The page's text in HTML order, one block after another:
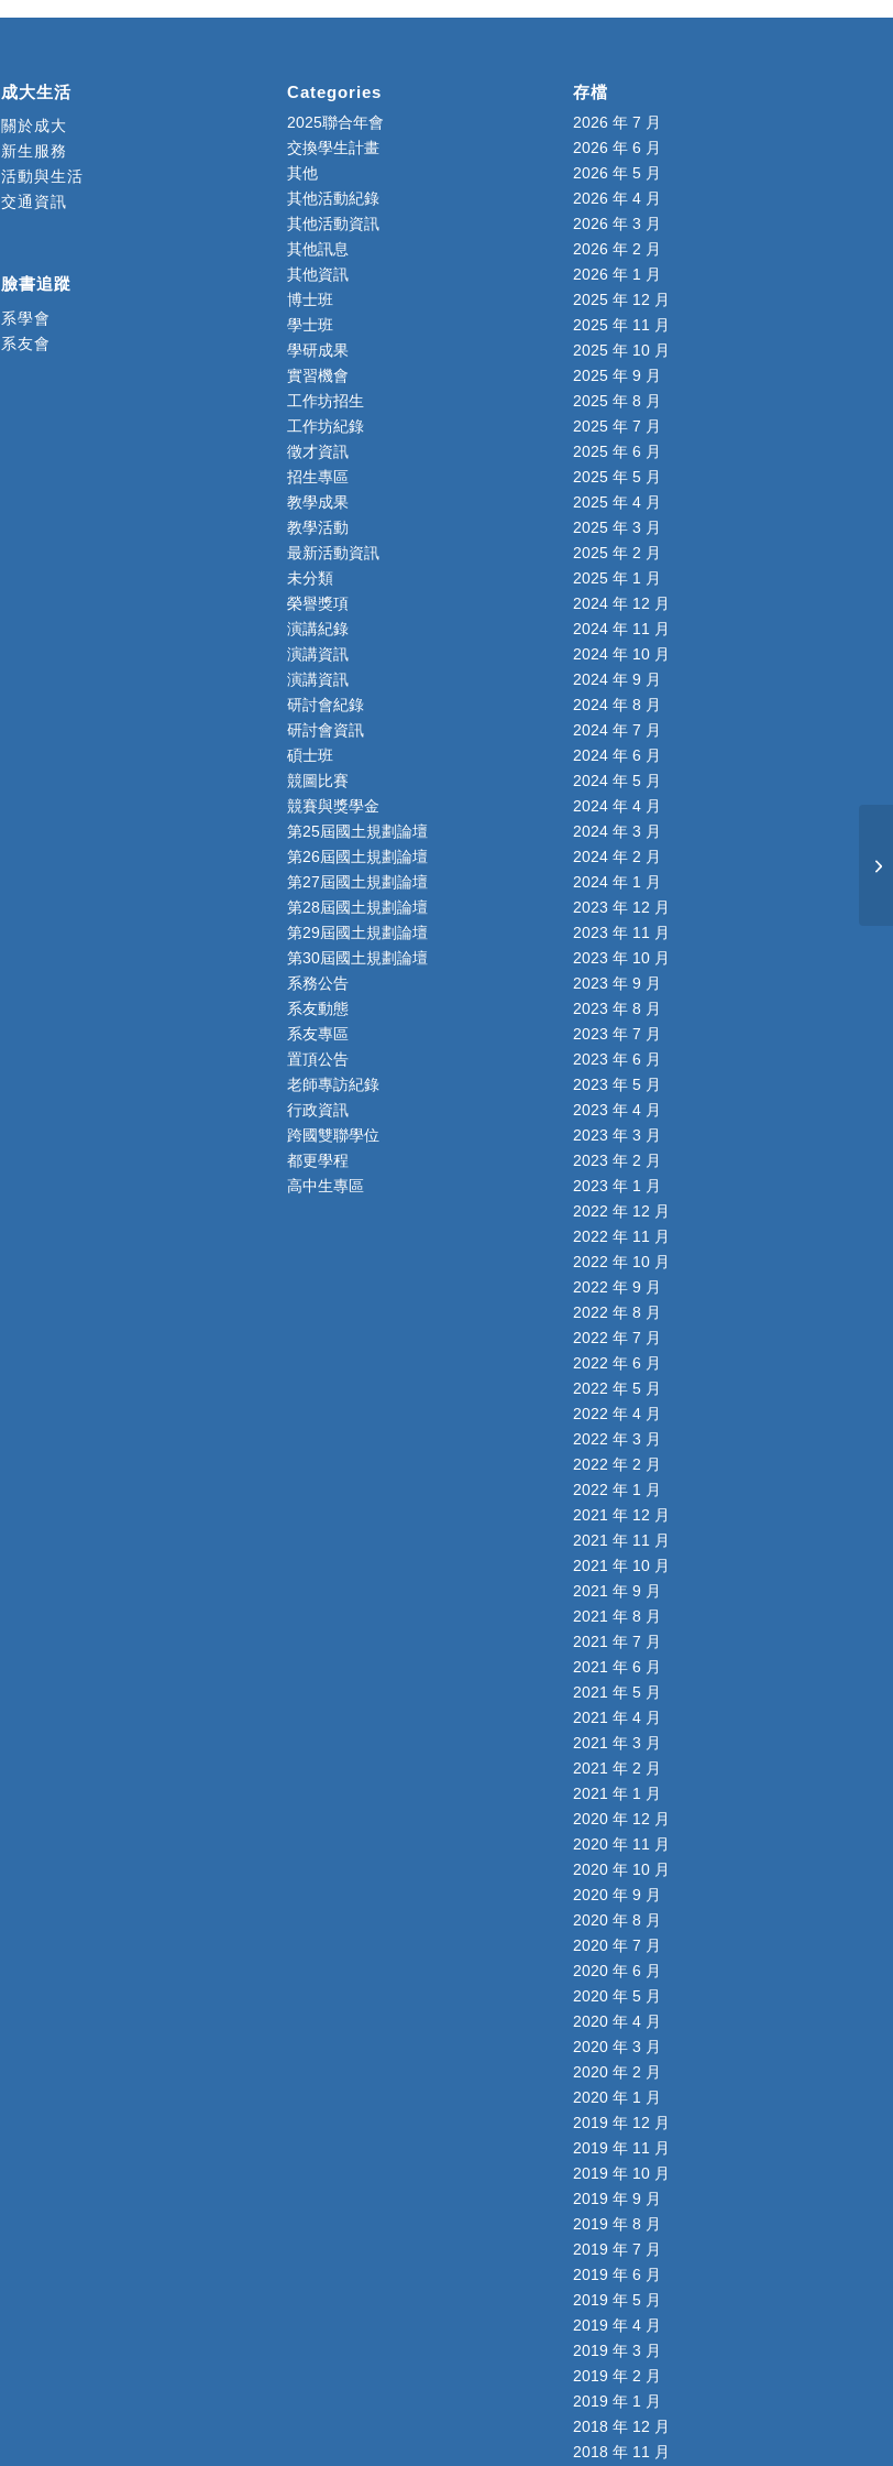
成大生活
關於成大
新生服務
活動與生活
交通資訊
臉書追蹤
系學會
系友會
Categories
2025聯合年會
交換學生計畫
其他
其他活動紀錄
其他活動資訊
其他訊息
其他資訊
博士班
學士班
學研成果
實習機會
工作坊招生
工作坊紀錄
徵才資訊
招生專區
教學成果
教學活動
最新活動資訊
未分類
榮譽獎項
演講紀錄
演講資訊
演講資訊
研討會紀錄
研討會資訊
碩士班
競圖比賽
競賽與獎學金
第25屆國土規劃論壇
第26屆國土規劃論壇
第27屆國土規劃論壇
第28屆國土規劃論壇
第29屆國土規劃論壇
第30屆國土規劃論壇
系務公告
系友動態
系友專區
置頂公告
老師專訪紀錄
行政資訊
跨國雙聯學位
都更學程
高中生專區
存檔
2026 年 7 月
2026 年 6 月
2026 年 5 月
2026 年 4 月
2026 年 3 月
2026 年 2 月
2026 年 1 月
2025 年 12 月
2025 年 11 月
2025 年 10 月
2025 年 9 月
2025 年 8 月
2025 年 7 月
2025 年 6 月
2025 年 5 月
2025 年 4 月
2025 年 3 月
2025 年 2 月
2025 年 1 月
2024 年 12 月
2024 年 11 月
2024 年 10 月
2024 年 9 月
2024 年 8 月
2024 年 7 月
2024 年 6 月
2024 年 5 月
2024 年 4 月
2024 年 3 月
2024 年 2 月
2024 年 1 月
2023 年 12 月
2023 年 11 月
2023 年 10 月
2023 年 9 月
2023 年 8 月
2023 年 7 月
2023 年 6 月
2023 年 5 月
2023 年 4 月
2023 年 3 月
2023 年 2 月
2023 年 1 月
2022 年 12 月
2022 年 11 月
2022 年 10 月
2022 年 9 月
2022 年 8 月
2022 年 7 月
2022 年 6 月
2022 年 5 月
2022 年 4 月
2022 年 3 月
2022 年 2 月
2022 年 1 月
2021 年 12 月
2021 年 11 月
2021 年 10 月
2021 年 9 月
2021 年 8 月
2021 年 7 月
2021 年 6 月
2021 年 5 月
2021 年 4 月
2021 年 3 月
2021 年 2 月
2021 年 1 月
2020 年 12 月
2020 年 11 月
2020 年 10 月
2020 年 9 月
2020 年 8 月
2020 年 7 月
2020 年 6 月
2020 年 5 月
2020 年 4 月
2020 年 3 月
2020 年 2 月
2020 年 1 月
2019 年 12 月
2019 年 11 月
2019 年 10 月
2019 年 9 月
2019 年 8 月
2019 年 7 月
2019 年 6 月
2019 年 5 月
2019 年 4 月
2019 年 3 月
2019 年 2 月
2019 年 1 月
2018 年 12 月
2018 年 11 月